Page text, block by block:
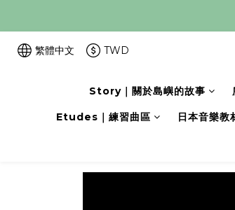
繁體中文 TWD
Story｜關於島嶼的故事
Etudes｜練習曲區 日本音樂